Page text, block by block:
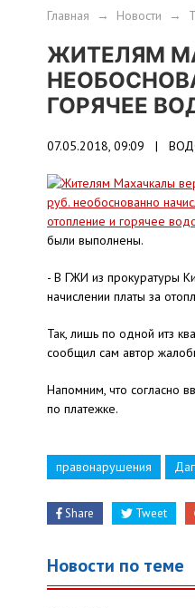
Главная → Новости →
ЖИТЕЛЯМ
ГОРЯЧЕЕ
07.05.2018, 09:09 |
были выполнены.
- В ГЖИ из прокуратуры
начислении платы за
Так, лишь по одной итз
сообщил сам автор
Напомним, что согласно
по платежке.
правонарушения
Share Tweet
Новости по теме